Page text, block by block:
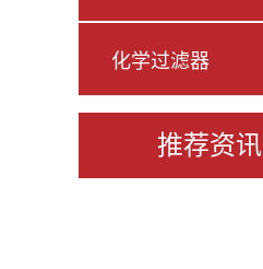
化学过滤器
推荐资讯